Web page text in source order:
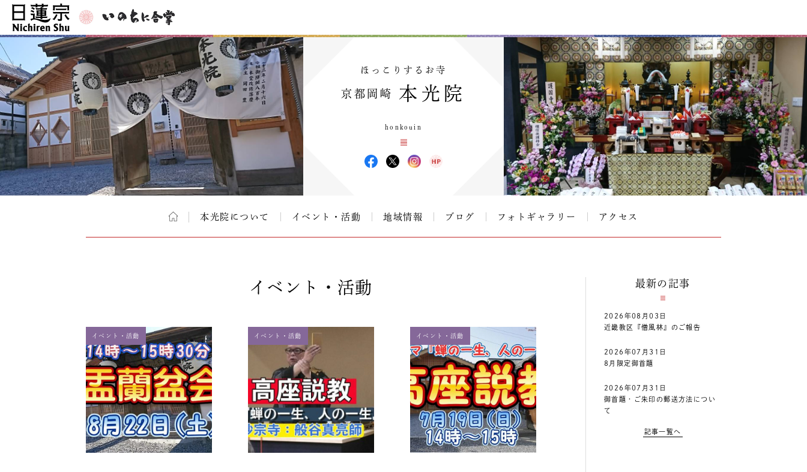
ほっこりするお寺
京都岡崎 本光院
honkouin
本光院について イベント・活動 地域情報 ブログ フォトギャラリー アクセス
イベント・活動
イベント・活動 イベント・活動 イベント・活動
最新の記事
2026年08月03日
近畿教区『僧風林』のご報告
2026年07月31日
8月限定御首題
2026年07月31日
御首題・ご朱印の郵送方法につい
て
記事一覧へ